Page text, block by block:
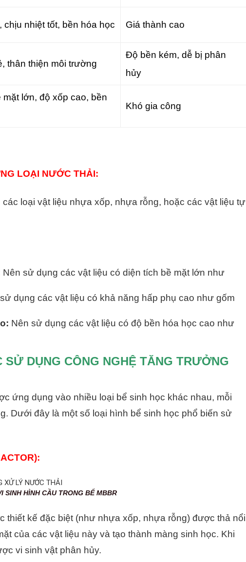
chịu nhiệt tốt, bền hóa học Giá thành cao
thân thiện môi trường
Độ bền kém, dễ bị phân
hủy
mặt lớn, độ xốp cao, bền
Khó gia công
LOẠI NƯỚC THẢI:
loại vật liệu nhựa xốp, nhựa rỗng, hoặc các vật liệu tự
Nên sử dụng các vật liệu có diện tích bề mặt lớn như
dụng các vật liệu có khả năng hấp phụ cao như gốm
Nên sử dụng các vật liệu có độ bền hóa học cao như
DỤNG CÔNG NGHỆ TĂNG TRƯỞNG
ứng dụng vào nhiều loại bể sinh học khác nhau, mỗi
Dưới đây là một số loại hình bể sinh học phổ biến sử
TRONG BỂ MBBR
thiết kế đặc biệt (như nhựa xốp, nhựa rỗng) được thả nổi
của các vật liệu này và tạo thành màng sinh học. Khi
vi sinh vật phân hủy.